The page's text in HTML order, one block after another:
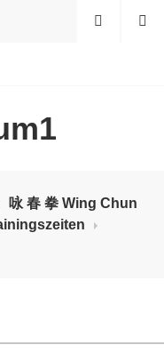
MENÜ
S
咏 春 拳 Wing Chun